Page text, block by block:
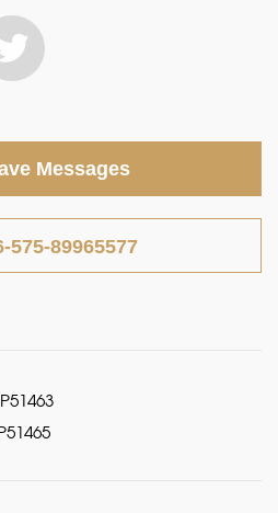
Messages
575-89965577